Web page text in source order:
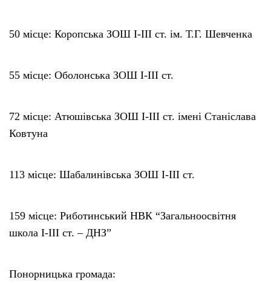
50 місце: Коропська ЗОШ І-ІІІ ст. ім. Т.Г. Шевченка
55 місце: Оболонська ЗОШ І-ІІІ ст.
72 місце: Атюшівська ЗОШ І-ІІІ ст. імені Станіслава
Ковтуна
113 місце: Шабалинівська ЗОШ І-ІІІ ст.
159 місце: Риботинський НВК “Загальноосвітня
школа І-ІІІ ст. – ДНЗ”
Понорницька громада: